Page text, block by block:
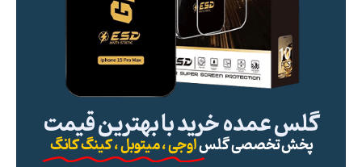
گلس عمده خرید با بهترین قیمت
پخش تخصصی گلساوجی ، میتوبل ، کینگ کانگ